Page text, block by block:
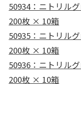
50934：ニトリル
200枚 × 10箱
50935：ニトリル
200枚 × 10箱
50936：ニトリル
200枚 × 10箱